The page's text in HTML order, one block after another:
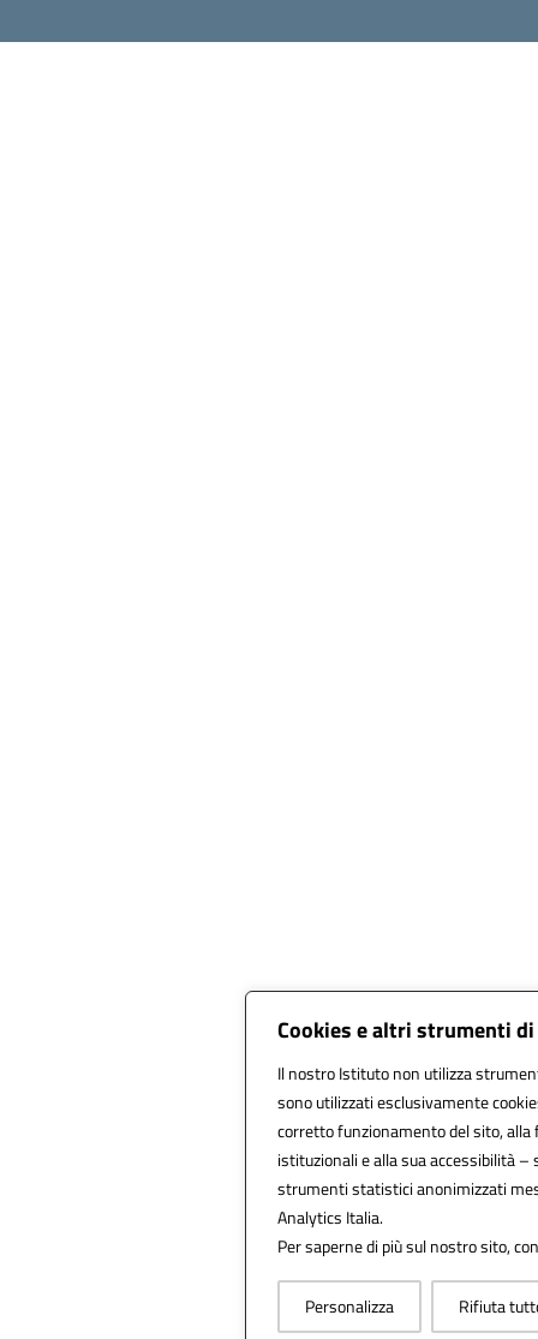
Cookies e altri strumenti
Il nostro Istituto non utilizza
sono utilizzati esclusivamente
corretto funzionamento del sito, alla
istituzionali e alla sua accessibilità
strumenti statistici anonimizzati
Analytics Italia.
Per saperne di più sul nostro sito,
Personalizza Rifiuta